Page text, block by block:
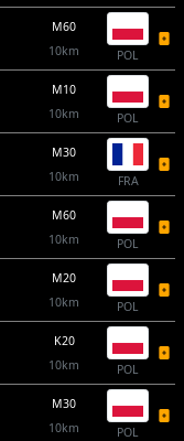
M60
10km
POL
M10
10km
POL
M30
10km
FRA
M60
10km
POL
M20
10km
POL
K20
10km
POL
M30
10km
POL